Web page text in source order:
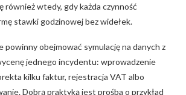
również wtedy, gdy każda czynność
stawki godzinowej bez widełek.
powinny obejmować symulację na danych z
jednego incydentu: wprowadzenie
kilku faktur, rejestracja VAT albo
Dobrą praktyką jest prośba o przykład